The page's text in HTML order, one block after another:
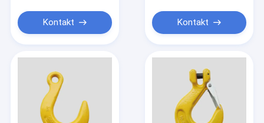
Kontakt Kontakt